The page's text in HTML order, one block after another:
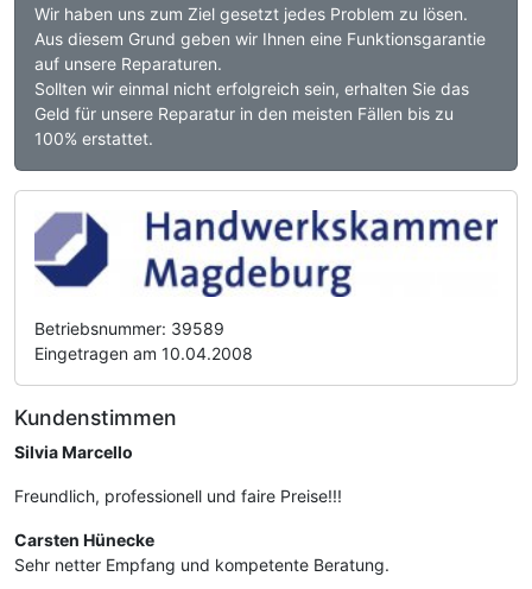
Wir haben uns zum Ziel gesetzt jedes Problem zu lösen.
Aus diesem Grund geben wir Ihnen eine Funktionsgarantie
auf unsere Reparaturen.
Sollten wir einmal nicht erfolgreich sein, erhalten Sie das
Geld für unsere Reparatur in den meisten Fällen bis zu
100% erstattet.
Betriebsnummer: 39589
Eingetragen am 10.04.2008
Kundenstimmen
Silvia Marcello
Freundlich, professionell und faire Preise!!!
Carsten Hünecke
Sehr netter Empfang und kompetente Beratung.